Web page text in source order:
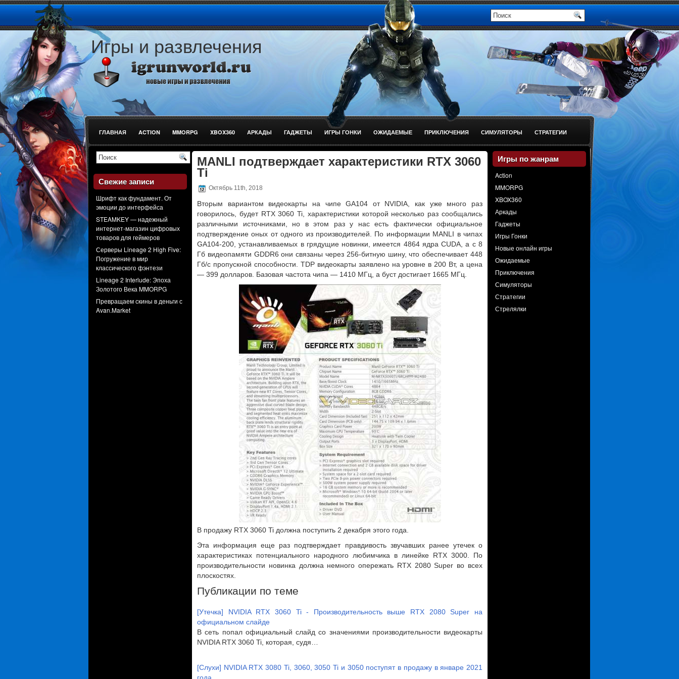
Игры и развлечения
ГЛАВНАЯ ACTION MMORPG XBOX360 АРКАДЫ ГАДЖЕТЫ ИГРЫ ГОНКИ ОЖИДАЕМЫЕ ПРИКЛЮЧЕНИЯ СИМУЛЯТОРЫ СТРАТЕГИИ
СТРЕЛЯЛКИ
Свежие записи
Шрифт как фундамент. От
эмоции до интерфейса
STEAMKEY — надежный
интернет-магазин цифровых
товаров для геймеров
Серверы Lineage 2 High Five:
Погружение в мир
классического фэнтези
Lineage 2 Interlude: Эпоха
Золотого Века MMORPG
Превращаем скины в деньги с
Avan.Market
MANLI подтверждает характеристики RTX 3060
Ti
Октябрь 11th, 2018
Вторым вариантом видеокарты на чипе GA104 от NVIDIA, как уже много раз
говорилось, будет RTX 3060 Ti, характеристики которой несколько раз сообщались
различными источниками, но в этом раз у нас есть фактически официальное
подтверждение оных от одного из производителей. По информации MANLI в чипах
GA104-200, устанавливаемых в грядущие новинки, имеется 4864 ядра CUDA , а с 8
Гб видеопамяти GDDR6 они связаны через 256-битную шину, что обеспечивает 448
Гб/с пропускной способности. TDP видеокарты заявлено на уровне в 200 Вт, а цена
— 399 долларов. Базовая частота чипа — 1410 МГц, а буст достигает 1665 МГц.
В продажу RTX 3060 Ti должна поступить 2 декабря этого года.
Эта информация еще раз подтверждает правдивость звучавших ранее утечек о
характеристиках потенциального народного любимчика в линейке RTX 3000. По
производительности новинка должна немного опережать RTX 2080 Super во всех
плоскостях.
Публикации по теме
[Утечка] NVIDIA RTX 3060 Ti - Производительность выше RTX 2080 Super на
официальном слайде
В сеть попал официальный слайд со значениями производительности видеокарты
NVIDIA RTX 3060 Ti, которая, судя…
[Слухи] NVIDIA RTX 3080 Ti, 3060, 3050 Ti и 3050 поступят в продажу в январе 2021
Игры по жанрам
Action
MMORPG
XBOX360
Аркады
Гаджеты
Игры Гонки
Новые онлайн игры
Ожидаемые
Приключения
Симуляторы
Стратегии
Стрелялки